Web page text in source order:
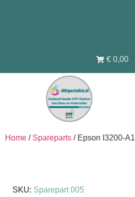
€ 0,00
Home / Spareparts / Epson I3200-
SKU: Sparepart 005